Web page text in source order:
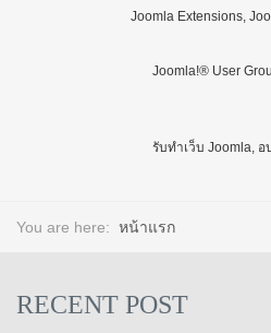
Joomla Extensions,
Joomla!® User
รับทำเว็บ Joomla, อ
You are here: หน้าแรก
RECENT POST